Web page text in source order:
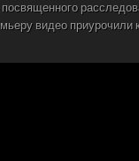
видео приурочили